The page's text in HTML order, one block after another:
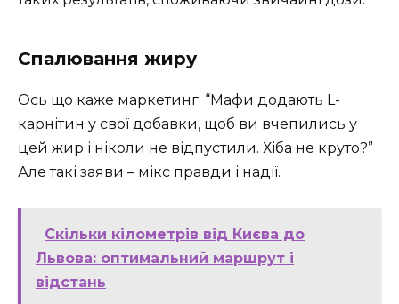
Спалювання жиру
Ось що каже маркетинг: “Мафи додають L-
карнітин у свої добавки, щоб ви вчепились у
цей жир і ніколи не відпустили. Хіба не круто?”
Але такі заяви – мікс правди і надії.
Скільки кілометрів від Києва до
Львова: оптимальний маршрут і
відстань